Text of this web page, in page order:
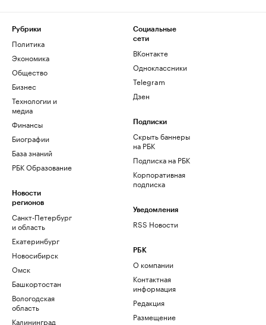
Рубрики
Политика
Экономика
Общество
Бизнес
Технологии и
медиа
Финансы
Биографии
База знаний
РБК Образование
Новости
регионов
Санкт-Петербург
и область
Екатеринбург
Новосибирск
Омск
Башкортостан
Вологодская
область
Калининград
Социальные
сети
ВКонтакте
Одноклассники
Telegram
Дзен
Подписки
Скрыть баннеры
на РБК
Подписка на РБК
Корпоративная
подписка
Уведомления
RSS Новости
РБК
О компании
Контактная
информация
Редакция
Размещение